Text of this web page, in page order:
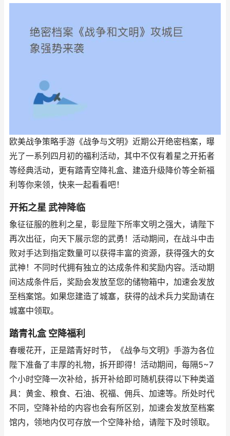
欧美战争策略手游《战争与文明》近期公开绝密档案，曝
光了一系列四月初的福利活动，其中不仅有着星之开拓者
等经典活动，更有踏青空降礼盒、建造升级降价等全新福
利等你来领，快来一起看看吧！
开拓之星 武神降临
象征征服的胜利之星，彰显陛下所率文明之强大，请陛下
再次出征，向天下展示您的武勇！活动期间，在战斗中击
败对手达到指定数量可以获得丰富的资源，获得强大的女
武神！不同时代拥有独立的达成条件和奖励内容。活动期
间达成条件后，奖励会发放至您的储物箱中，加速会发放
至档案馆。如果您建造了城塞，获得的战术兵力奖励请在
城塞中领取。
踏青礼盒 空降福利
春暖花开，正是踏青好时节，《战争与文明》手游为各位
陛下准备了丰厚的礼物，拆开即得！活动期间，每隔5~7
个小时空降一次补给，拆开补给即可随机获得以下种类道
具：黄金、粮食、石油、祝福、佣兵、加速等。所处时代
不同，空降补给的内容也会有所区别，加速会发放至档案
馆内，领地内仅可存放一个空降补给，请陛下及时领取。